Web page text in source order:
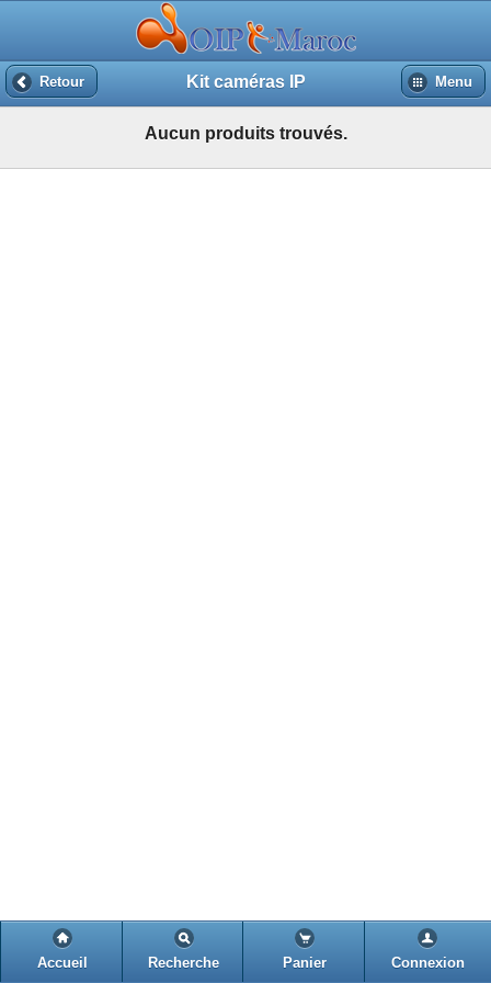
Retour Kit caméras IP Menu
Aucun produits trouvés.
Accueil Recherche Panier Connexion